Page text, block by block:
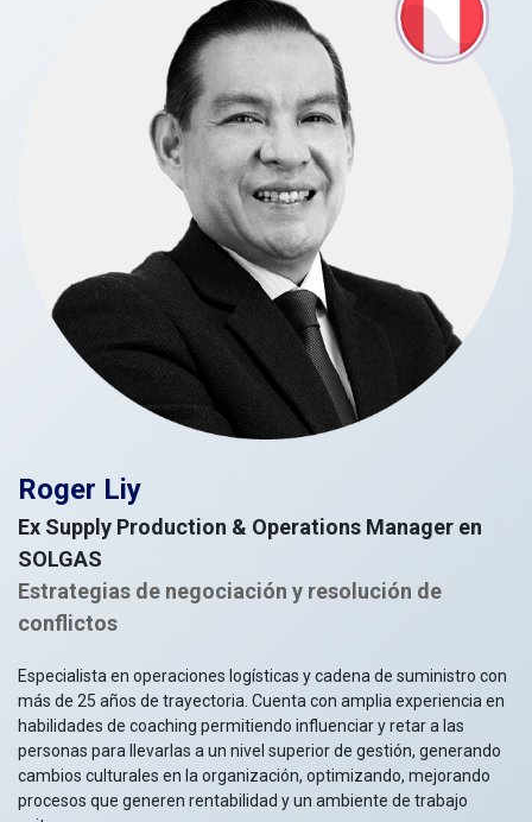
Roger Liy
Ex Supply Production & Operations Manager en
SOLGAS
Estrategias de negociación y resolución de
conflictos
Especialista en operaciones logísticas y cadena de suministro con
más de 25 años de trayectoria. Cuenta con amplia experiencia en
habilidades de coaching permitiendo influenciar y retar a las
personas para llevarlas a un nivel superior de gestión, generando
cambios culturales en la organización, optimizando, mejorando
procesos que generen rentabilidad y un ambiente de trabajo